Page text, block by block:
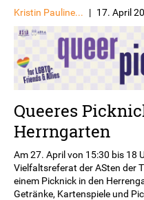
Kristin Pauline... | 17. April
Queeres
Herrngarten
Am 27. April von 15:30 bis 18
Vielfaltsreferat der ASten der
einem Picknick in den
Getränke, Kartenspiele und